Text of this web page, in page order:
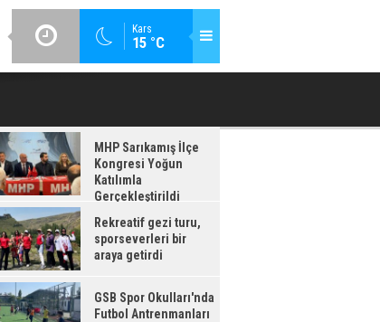
Kars
15 °C
GSB SPOR OKULLARI'NDA FUTBOL ANTRENMANLARI SÜRÜYOR
MHP Sarıkamış İlçe
Kongresi Yoğun
Katılımla
Gerçekleştirildi
Rekreatif gezi turu,
sporseverleri bir
araya getirdi
GSB Spor Okulları'nda
Futbol Antrenmanları